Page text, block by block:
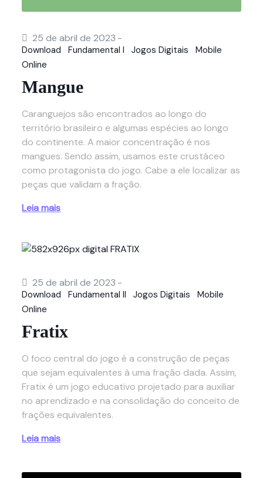
25 de abril de 2023 -
Download Fundamental I Jogos Digitais
Mobile
Online
Mangue
Caranguejos são encontrados ao longo do
território brasileiro e algumas espécies ao longo
do continente. A maior concentração é nos
mangues. Sendo assim, usamos este crustáceo
como protagonista do jogo. Cabe a ele localizar as
peças que validam a fração.
Leia mais
25 de abril de 2023 -
Download Fundamental II Jogos Digitais
Mobile
Online
Fratix
O foco central do jogo é a construção de peças
que sejam equivalentes à uma fração dada. Assim,
Fratix é um jogo educativo projetado para auxiliar
no aprendizado e na consolidação do conceito de
frações equivalentes.
Leia mais